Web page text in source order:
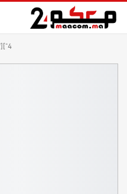
4"][/video]